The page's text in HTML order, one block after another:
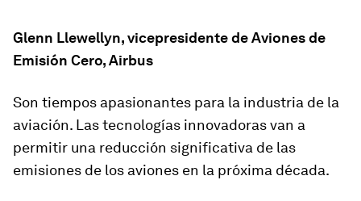
Glenn Llewellyn, vicepresidente de Aviones de
Emisión Cero, Airbus
Son tiempos apasionantes para la industria de la
aviación. Las tecnologías innovadoras van a
permitir una reducción significativa de las
emisiones de los aviones en la próxima década.